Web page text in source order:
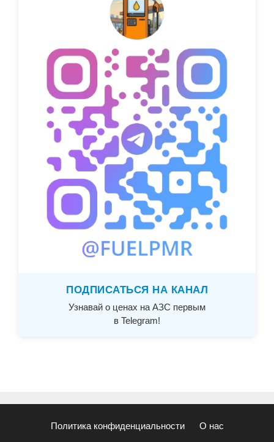
ПОДПИСАТЬСЯ НА КАНАЛ
Узнавай о ценах на АЗС первым
в Telegram!
Политика конфиденциальности О нас